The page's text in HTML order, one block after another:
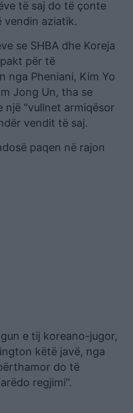
të saj do të çonte
vendin aziatik.
se SHBA dhe Koreja
për të
nga Pheniani, Kim Yo
Jong Un, tha se
“vullnet armiqësor
vendit të saj.
paqen në rajon
e tij koreano-jugor,
këtë javë, nga
do të
regjimi”.